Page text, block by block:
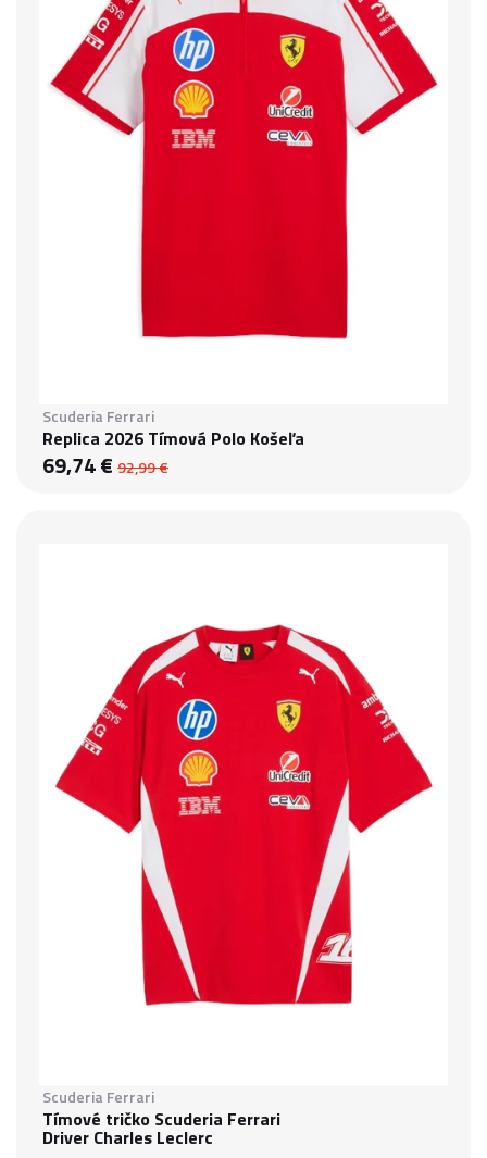
Scuderia Ferrari
Replica 2026 Tímová Polo Košeľa
69,74 € 92,99 €
Scuderia Ferrari
Tímové tričko Scuderia Ferrari
Driver Charles Leclerc